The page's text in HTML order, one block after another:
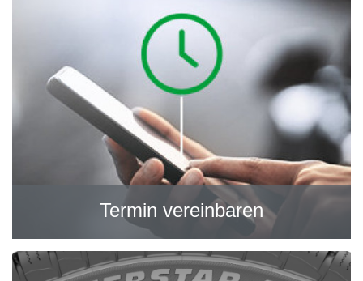
Termin vereinbaren